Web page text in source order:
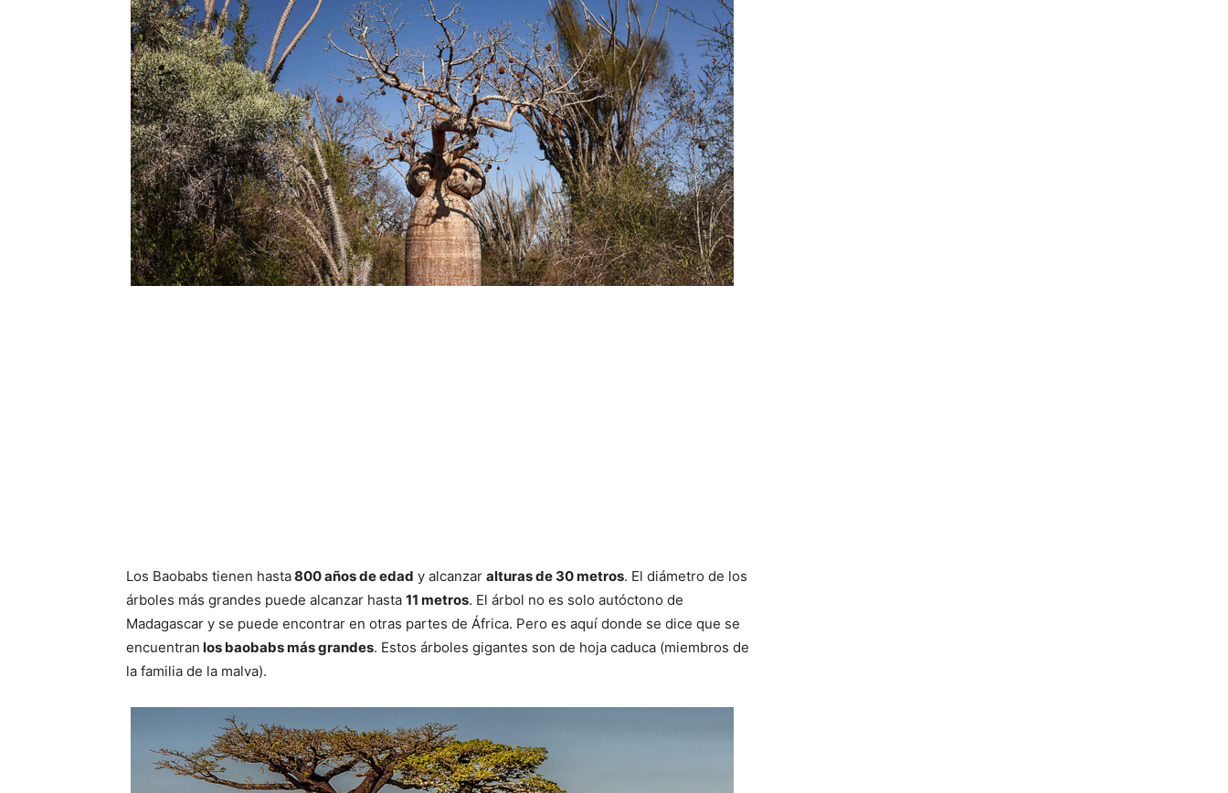
Los Baobabs tienen hasta800 años de edad y alcanzar alturas de 30 metros. El diámetro de los
árboles más grandes puede alcanzar hasta 11 metros. El árbol no es solo autóctono de
Madagascar y se puede encontrar en otras partes de África. Pero es aquí donde se dice que se
encuentran los baobabs más grandes. Estos árboles gigantes son de hoja caduca (miembros de
la familia de la malva).